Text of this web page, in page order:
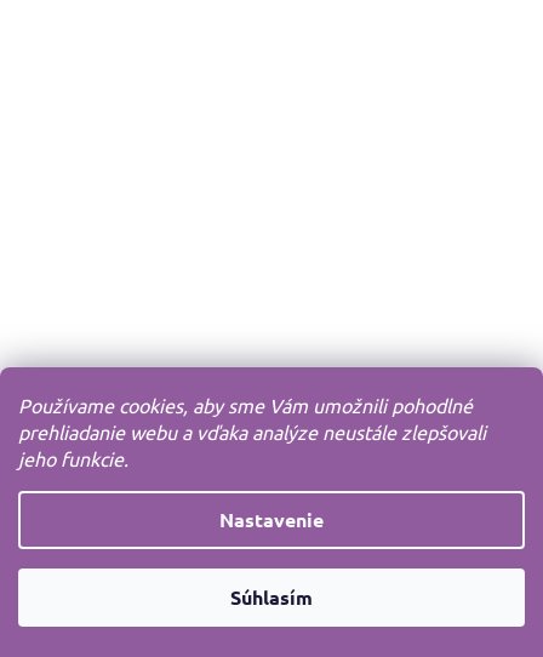
Používame cookies, aby sme Vám umožnili pohodlné
prehliadanie webu a vďaka analýze neustále zlepšovali
jeho funkcie.
Nastavenie
Súhlasím